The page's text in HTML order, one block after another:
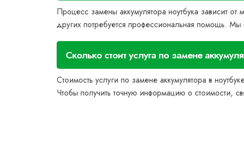
Процесс замены аккумулятора ноутбука зависит
других потребуется профессиональная помощь.
Сколько стоит услуга по замене
Стоимость услуги по замене аккумулятора в
Чтобы получить точную информацию о стоимости,